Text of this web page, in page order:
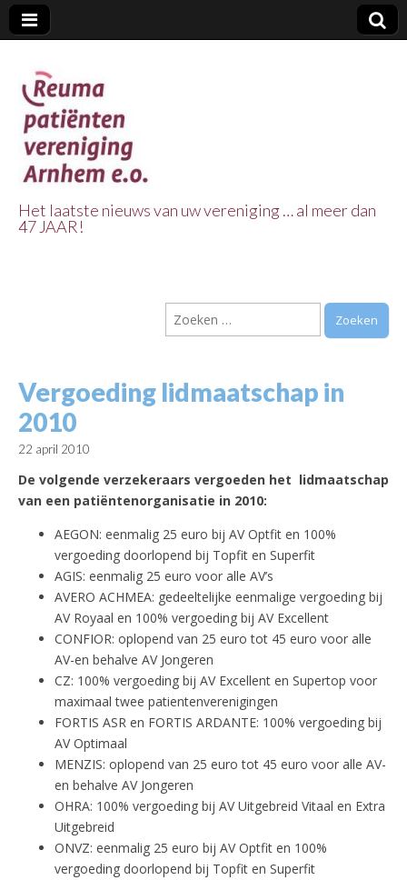
Vereniging
Arnhem e.o.
Het laatste nieuws van uw vereniging … al meer dan
47 JAAR!
Zoeken
naar:
Vergoeding lidmaatschap in
2010
22 april 2010
De volgende verzekeraars vergoeden het lidmaatschap
van een patiëntenorganisatie in 2010:
AEGON: eenmalig 25 euro bij AV Optfit en 100%
vergoeding doorlopend bij Topfit en Superfit
AGIS: eenmalig 25 euro voor alle AV’s
AVERO ACHMEA: gedeeltelijke eenmalige vergoeding bij
AV Royaal en 100% vergoeding bij AV Excellent
CONFIOR: oplopend van 25 euro tot 45 euro voor alle
AV-en behalve AV Jongeren
CZ: 100% vergoeding bij AV Excellent en Supertop voor
maximaal twee patientenverenigingen
FORTIS ASR en FORTIS ARDANTE: 100% vergoeding bij
AV Optimaal
MENZIS: oplopend van 25 euro tot 45 euro voor alle AV-
en behalve AV Jongeren
OHRA: 100% vergoeding bij AV Uitgebreid Vitaal en Extra
Uitgebreid
ONVZ: eenmalig 25 euro bij AV Optfit en 100%
vergoeding doorlopend bij Topfit en Superfit